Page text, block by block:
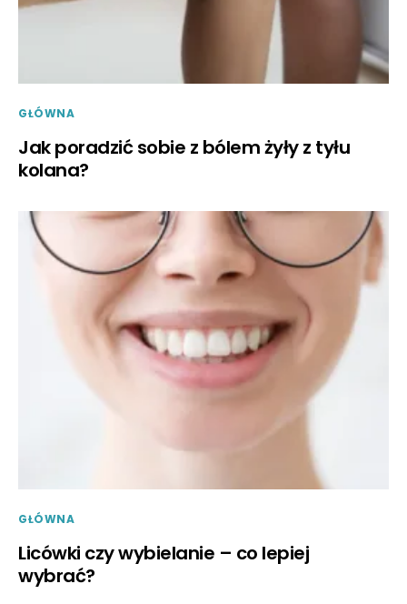
GŁÓWNA
Jak poradzić sobie z bólem żyły z tyłu
kolana?
GŁÓWNA
Licówki czy wybielanie – co lepiej
wybrać?